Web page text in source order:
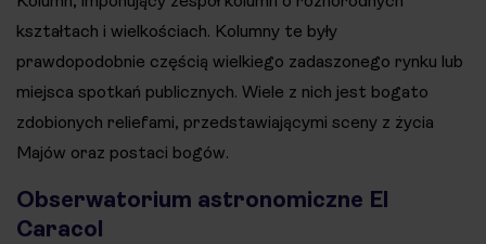
kształtach i wielkościach. Kolumny te były
prawdopodobnie częścią wielkiego zadaszonego rynku lub
miejsca spotkań publicznych. Wiele z nich jest bogato
zdobionych reliefami, przedstawiającymi sceny z życia
Majów oraz postaci bogów.
Obserwatorium astronomiczne El
Caracol